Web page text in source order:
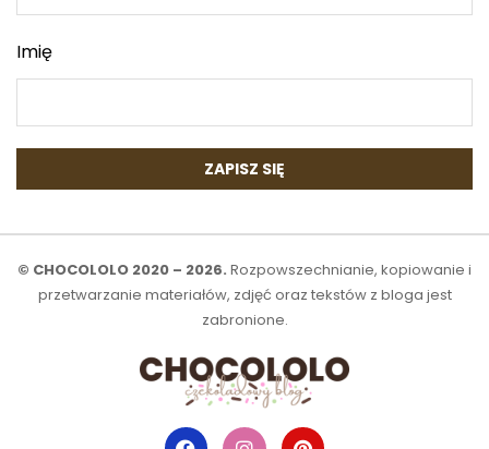
Imię
© CHOCOLOLO 2020 – 2026. Rozpowszechnianie, kopiowanie i
przetwarzanie materiałów, zdjęć oraz tekstów z bloga jest
zabronione.